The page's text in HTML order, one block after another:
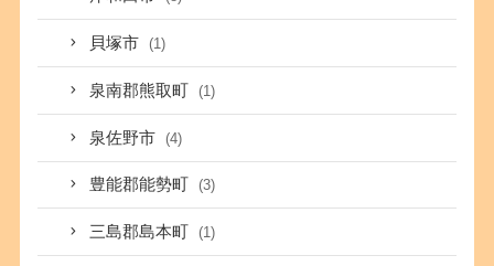
貝塚市 (1)
泉南郡熊取町 (1)
泉佐野市 (4)
豊能郡能勢町 (3)
三島郡島本町 (1)